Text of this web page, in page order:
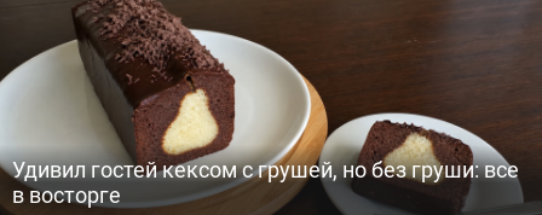
Удивил гостей кексом с грушей, но без груши: все
в восторге